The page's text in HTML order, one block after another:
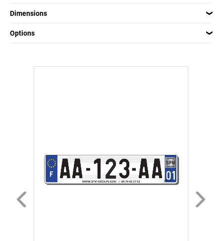
Dimensions
Options